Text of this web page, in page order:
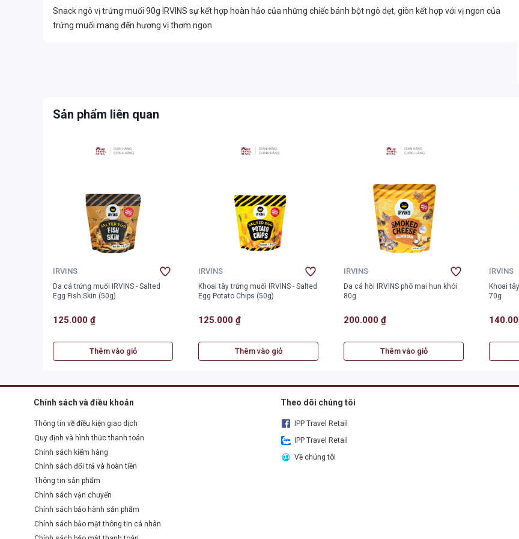
Snack ngô vị trứng muối 90g IRVINS sự kết hợp hoàn hảo của những chiếc bánh bột ngô dẹt, giòn kết hợp với vị ngon của
trứng muối mang đến hương vị thơm ngon
Sản phẩm liên quan
IRVINS
Da cá trứng muối IRVINS - Salted
Egg Fish Skin (50g)
125.000 ₫
Thêm vào giỏ
IRVINS
Khoai tây trứng muối IRVINS - Salted
Egg Potato Chips (50g)
125.000 ₫
Thêm vào giỏ
IRVINS
Da cá hồi IRVINS phô mai hun khói
80g
200.000 ₫
Thêm vào giỏ
IRVINS
Khoai
70g
Chính sách và điều khoản
Thông tin về điều kiện giao dịch
Quy định và hình thức thanh toán
Chính sách kiểm hàng
Chính sách đổi trả và hoàn tiền
Thông tin sản phẩm
Chính sách vận chuyển
Chính sách bảo hành sản phẩm
Chính sách bảo mật thông tin cá nhân
Theo dõi chúng tôi
IPP Travel Retail
IPP Travel Retail
Về chúng tôi